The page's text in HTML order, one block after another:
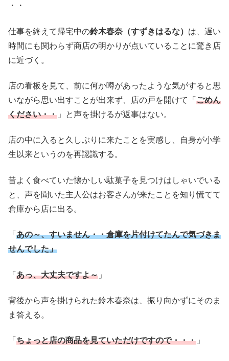
・・
仕事を終えて帰宅中の鈴木春奈（すずきはるな） は、遅い
時間にも関わらず商店の明かりが点いていることに驚き店
に近づく。
店の看板を見て、前に何か噂があったような気がすると思
いながら思い出すことが出来ず、店の戸を開けて「 ごめん
ください・・ 」と声を掛けるが返事はない。
店の中に入ると久しぶりに来たことを実感し、自身が小学
生以来というのを再認識する。
昔よく食べていた懐かしい駄菓子を見つけはしゃいでいる
と、声を聞いた主人公はお客さんが来たことを知り慌てて
倉庫から店に出る。
「 あの～、すいません・・倉庫を片付けてたんで気づきま
せんでした」
「 あっ、大丈夫ですよ～ 」
背後から声を掛けられた鈴木春奈は、振り向かずにそのま
ま答える。
「 ちょっと店の商品を見ていただけですので・・・ 」